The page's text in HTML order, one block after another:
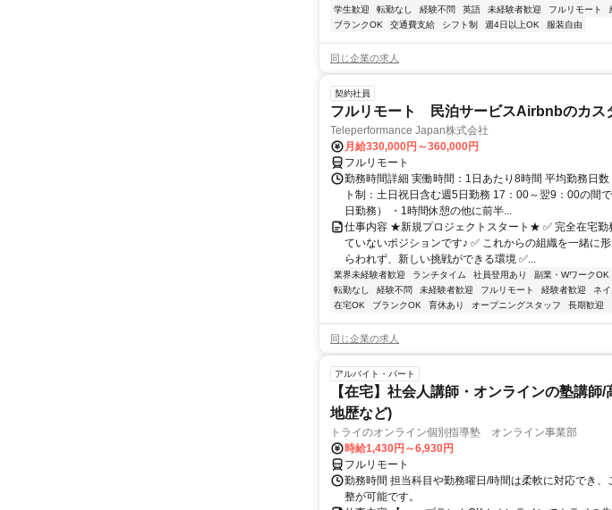
学生歓迎
転勤なし 経験不問 英語 未経験者歓迎 フルリモート
ブランクOK
交通費支給 シフト制 週4日以上OK 服装自由
同じ企業の求人
契約社員
フルリモート 民泊サービスAirbnbのカス
Teleperformance Japan株式会社
月給330,000円～360,000円
フルリモート
勤務時間詳細 実働時間：1日あたり8時間 平均勤務日
ト制：土日祝日含む週5日勤務 17：00～翌9：00の間
日勤務） ・1時間休憩の他に前半...
仕事内容 ★新規プロジェクトスタート★ ✅ 完全在宅勤
ていないポジションです♪ ✅ これからの組織を一緒に
らわれず、新しい挑戦ができる環境 ✅...
業界未経験者歓迎 ランチタイム 社員登用あり 副業・WワークOK
転勤なし
経験不問 未経験者歓迎 フルリモート 経験者歓迎 ネ
在宅OK
ブランクOK 育休あり オープニングスタッフ 長期歓迎
同じ企業の求人
アルバイト・パート
【在宅】社会人講師・オンラインの塾講師
地歴など)
トライのオンライン個別指導塾 オンライン事業部
時給1,430円～6,930円
フルリモート
勤務時間 担当科目や勤務曜日/時間は柔軟に対応でき、
整が可能です。